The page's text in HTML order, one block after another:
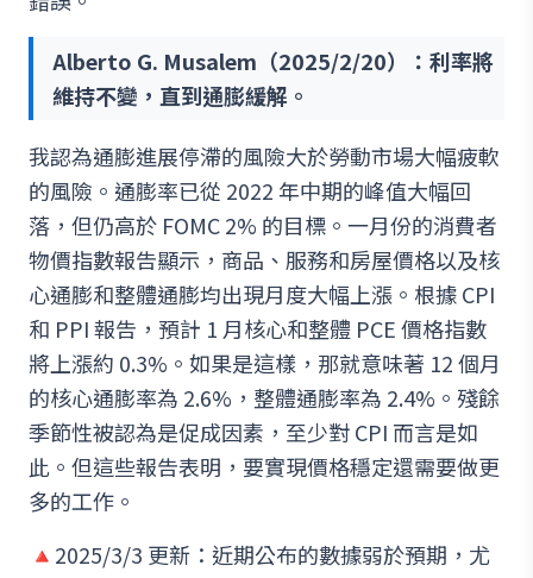
Alberto G. Musalem（2025/2/20）：利率將
維持不變，直到通膨緩解。
我認為通膨進展停滯的風險大於勞動市場大幅疲軟
的風險。通膨率已從 2022 年中期的峰值大幅回
落，但仍高於 FOMC 2% 的目標。一月份的消費者
物價指數報告顯示，商品、服務和房屋價格以及核
心通膨和整體通膨均出現月度大幅上漲。根據 CPI
和 PPI 報告，預計 1 月核心和整體 PCE 價格指數
將上漲約 0.3%。如果是這樣，那就意味著 12 個月
的核心通膨率為 2.6%，整體通膨率為 2.4%。殘餘
季節性被認為是促成因素，至少對 CPI 而言是如
此。但這些報告表明，要實現價格穩定還需要做更
多的工作。
🔺2025/3/3 更新：近期公布的數據弱於預期，尤